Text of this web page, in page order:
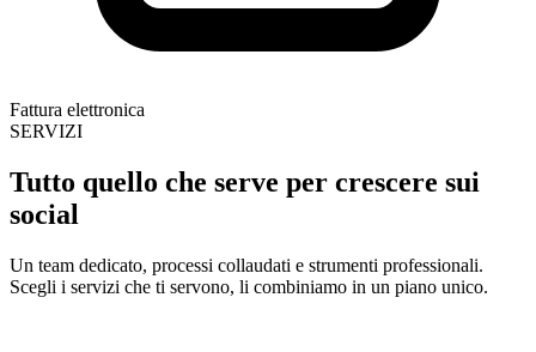
Fattura elettronica
SERVIZI
Tutto quello che serve per crescere sui
social
Un team dedicato, processi collaudati e strumenti professionali.
Scegli i servizi che ti servono, li combiniamo in un piano unico.